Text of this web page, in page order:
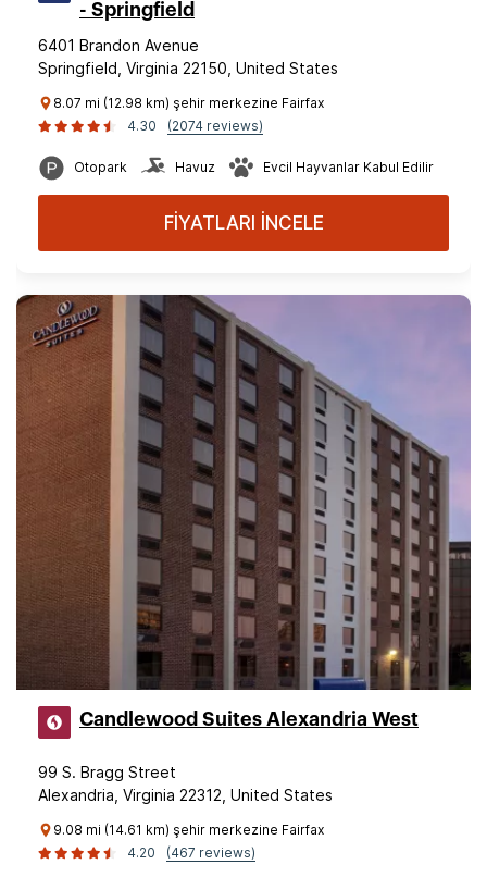
- Springfield
6401 Brandon Avenue
Springfield, Virginia 22150, United States
8.07 mi (12.98 km) şehir merkezine Fairfax
4.30
(2074 reviews)
Otopark Havuz Evcil Hayvanlar Kabul Edilir
FİYATLARI İNCELE
Candlewood Suites Alexandria West
99 S. Bragg Street
Alexandria, Virginia 22312, United States
9.08 mi (14.61 km) şehir merkezine Fairfax
4.20
(467 reviews)